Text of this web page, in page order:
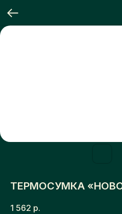
ТЕРМОСУМКА
1 562 р.